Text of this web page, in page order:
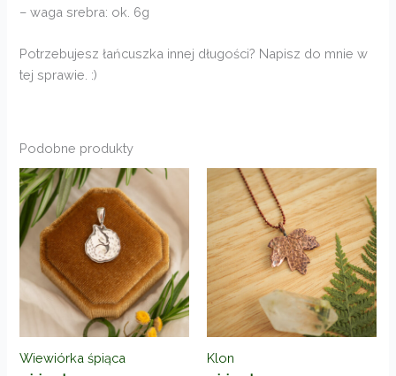
– waga srebra: ok. 6g
Potrzebujesz łańcuszka innej długości? Napisz do mnie w
tej sprawie. :)
Podobne produkty
Wiewiórka śpiąca
Klon